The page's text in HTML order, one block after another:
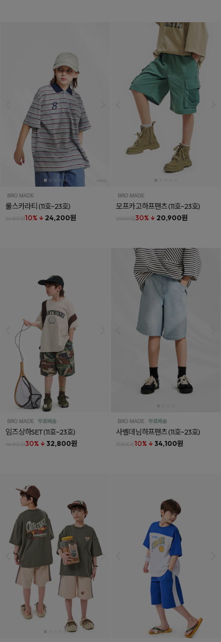
룰스카라티(11호~23호)
26,800원10% ↓ 24,200원
모프카고하프팬츠(11호~23호)
29,800원30% ↓ 20,900원
임즈상하SET(11호~23호)
46,800원30% ↓ 32,800원
사벨데님하프팬츠(11호~23호)
37,800원10% ↓ 34,100원